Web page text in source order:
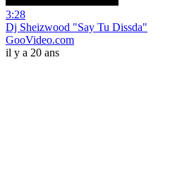
3:28
Dj Sheizwood "Say Tu Dissda"
GooVideo.com
il y a 20 ans